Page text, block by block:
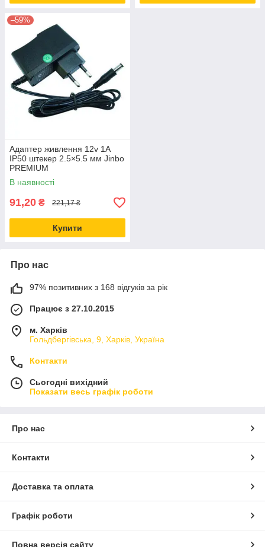
–59%
Адаптер живлення 12v 1А
IP50 штекер 2.5×5.5 мм Jinbo
PREMIUM
В наявності
91,20 ₴ 221,17 ₴
Купити
Про нас
97% позитивних з 168 відгуків за рік
Працює з 27.10.2015
м. Харків
Гольдбергівська, 9, Харків, Україна
Контакти
Сьогодні вихідний
Показати весь графік роботи
Про нас
Контакти
Доставка та оплата
Графік роботи
Повна версія сайту